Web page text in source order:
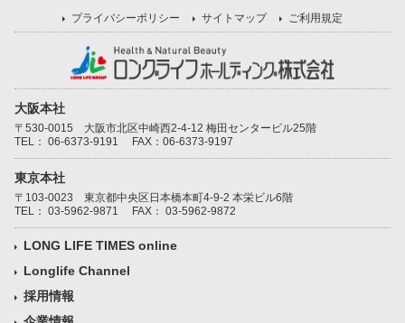
プライバシーポリシー サイトマップ ご利用規定
大阪本社
〒530-0015 大阪市北区中崎西2-4-12 梅田センタービル25階
TEL： 06-6373-9191 FAX：06-6373-9197
東京本社
〒103-0023 東京都中央区日本橋本町4-9-2 本栄ビル6階
TEL： 03-5962-9871 FAX： 03-5962-9872
LONG LIFE TIMES online
Longlife Channel
採用情報